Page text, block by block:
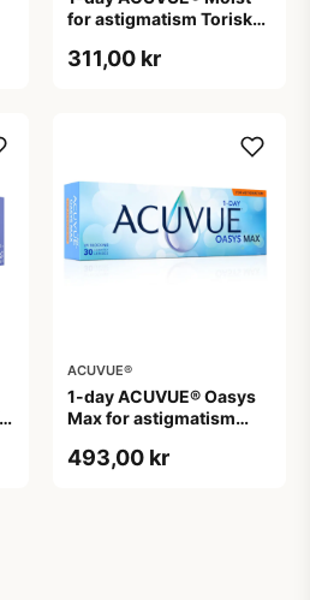
for astigmatism Toriske /
Endagslinser
311,00 kr
ACUVUE®
1-day ACUVUE® Oasys
Max for astigmatism
Endagslinser
493,00 kr